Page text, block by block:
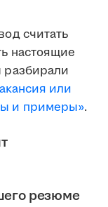
считать
настоящие
разбирали
или
и примеры».
резюме